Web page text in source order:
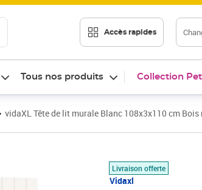
Accès rapides
Tous nos produits Collection
vidaXL Tête de lit murale Blanc 108x3x110 cm Bois
Livraison offerte
Vidaxl
Prix barré 106,99 €
Prix 79,35€